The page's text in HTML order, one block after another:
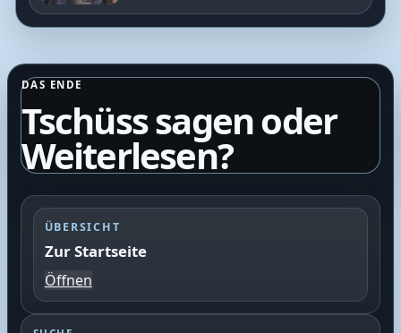
DAS ENDE
Tschüss sagen oder
Weiterlesen?
ÜBERSICHT
Zur Startseite
Öffnen